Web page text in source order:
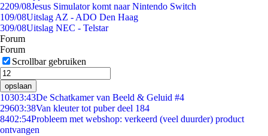
2209/08Jesus Simulator komt naar Nintendo Switch
109/08Uitslag AZ - ADO Den Haag
309/08Uitslag NEC - Telstar
Forum
Forum
Scrollbar gebruiken
opslaan
10303:43De Schatkamer van Beeld & Geluid #4
29603:38Van kleuter tot puber deel 184
8402:54Probleem met webshop: verkeerd (veel duurder) product
ontvangen